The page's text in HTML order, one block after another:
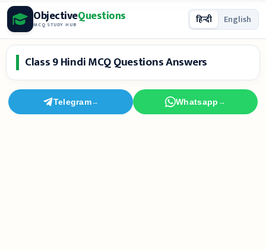
Skip
to
content
ObjectiveQuestions
MCQ STUDY HUB हिन्दी English
Class 9 Hindi MCQ Questions Answers
Telegram→ Whatsapp →